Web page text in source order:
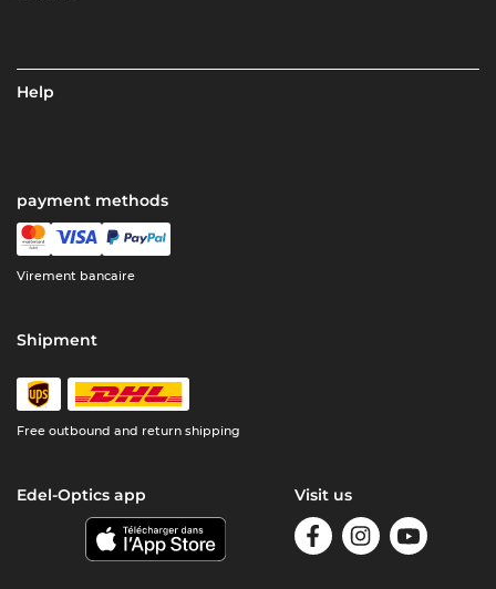
Help
payment methods
Virement bancaire
Shipment
Free outbound and return shipping
Edel-Optics app Visit us